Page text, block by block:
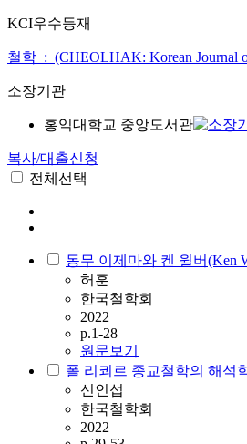
KCI우수등재
철학 : (CHEOLHAK: Korean Journal
소장기관
홍익대학교 중앙도서관
복사/대출신청
전체선택
동무 이제마와 켄 윌버(Ken
허훈
한국철학회
2022
p.1-28
원문보기
폴 리쾨르 종교철학의 해석
신인섭
한국철학회
2022